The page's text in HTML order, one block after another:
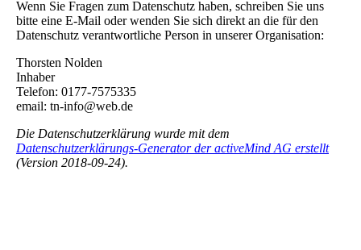
Wenn Sie Fragen zum Datenschutz haben, schreiben Sie uns
bitte eine E-Mail oder wenden Sie sich direkt an die für den
Datenschutz verantwortliche Person in unserer Organisation:
Thorsten Nolden
Inhaber
Telefon: 0177-7575335
email: tn-info@web.de
Die Datenschutzerklärung wurde mit dem
Datenschutzerklärungs-Generator der activeMind AG erstellt
(Version 2018-09-24).